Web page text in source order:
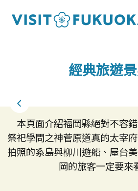
經典旅遊
本頁面介紹福岡縣絕對不容
祭祀學問之神菅原道真的太宰
拍照的系島與柳川遊船、屋台
岡的旅客一定要來